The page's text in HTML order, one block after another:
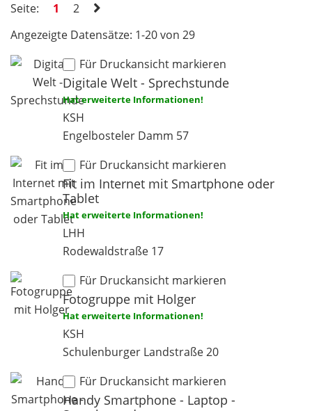
Seite:
1
2
Angezeigte Datensätze: 1-20 von 29
Für Druckansicht markieren
Digitale Welt - Sprechstunde
Hat erweiterte Informationen!
KSH
Engelbosteler Damm 57
Für Druckansicht markieren
Fit im Internet mit Smartphone oder
Tablet
Hat erweiterte Informationen!
LHH
Rodewaldstraße 17
Für Druckansicht markieren
Fotogruppe mit Holger
Hat erweiterte Informationen!
KSH
Schulenburger Landstraße 20
Für Druckansicht markieren
Handy Smartphone - Laptop -